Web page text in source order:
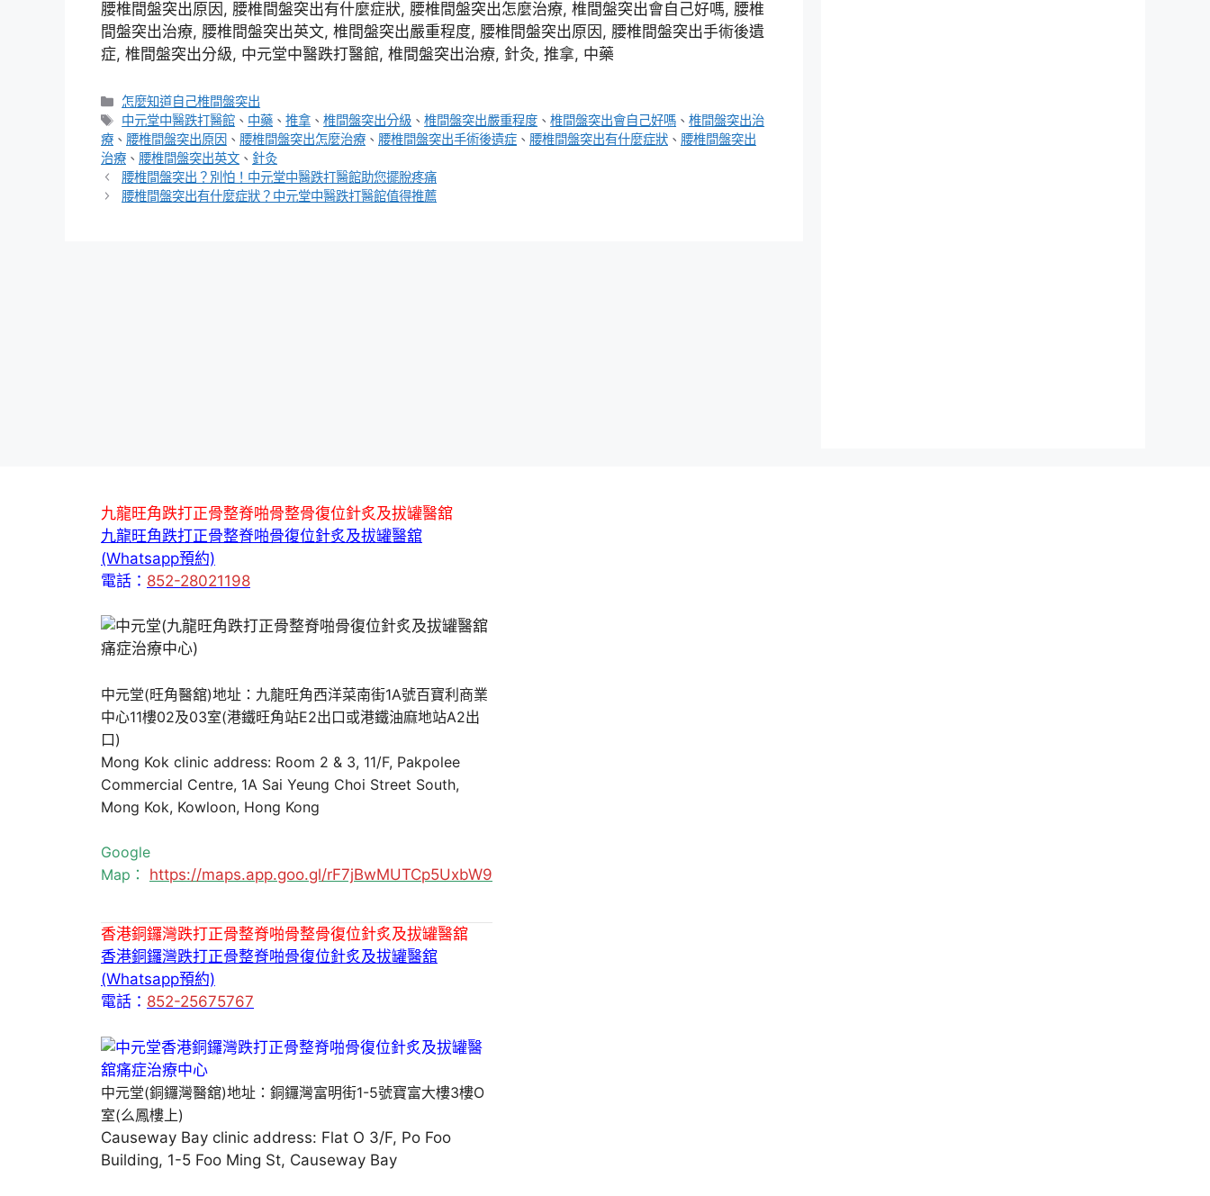
腰椎間盤突出原因, 腰椎間盤突出有什麼症狀, 腰椎間盤突出怎麼治療, 椎間盤突出會自己好嗎, 腰椎
間盤突出治療, 腰椎間盤突出英文, 椎間盤突出嚴重程度, 腰椎間盤突出原因, 腰椎間盤突出手術後遺
症, 椎間盤突出分級, 中元堂中醫跌打醫館, 椎間盤突出治療, 針灸, 推拿, 中藥
分
類
怎麼知道自己椎間盤突出
標
籤
中元堂中醫跌打醫館 、 中藥 、推拿 、椎間盤突出分級 、椎間盤突出嚴重程度 、椎間盤突出會自己好嗎 、椎間盤突出治
療 、 腰椎間盤突出原因 、 腰椎間盤突出怎麼治療 、 腰椎間盤突出手術後遺症 、 腰椎間盤突出有什麼症狀 、 腰椎間盤突出
治療 、 腰椎間盤突出英文 、 針灸
腰椎間盤突出？別怕！中元堂中醫跌打醫館助您擺脫疼痛
腰椎間盤突出有什麼症狀？中元堂中醫跌打醫館值得推薦
九龍旺角跌打正骨整脊啪骨整骨復位針炙及拔罐醫舘
九龍旺角跌打正骨整脊啪骨復位針炙及拔罐醫舘
(Whatsapp預約)
電話： 852-28021198
中元堂(旺角醫舘)地址：九龍旺角西洋菜南街1A號百寶利商業
中心11樓02及03室(港鐵旺角站E2出口或港鐵油麻地站A2出
口)
Mong Kok clinic address: Room 2 & 3, 11/F, Pakpolee
Commercial Centre, 1A Sai Yeung Choi Street South,
Mong Kok, Kowloon, Hong Kong
Google
Map： https://maps.app.goo.gl/rF7jBwMUTCp5UxbW9
香港銅鑼灣跌打正骨整脊啪骨整骨復位針炙及拔罐醫舘
香港銅鑼灣跌打正骨整脊啪骨復位針炙及拔罐醫舘
(Whatsapp預約)
電話： 852-25675767
中元堂(銅鑼灣醫舘)地址：銅鑼灣富明街1-5號寶富大樓3樓O
室(么鳳樓上)
Causeway Bay clinic address: Flat O 3/F, Po Foo
Building, 1-5 Foo Ming St, Causeway Bay